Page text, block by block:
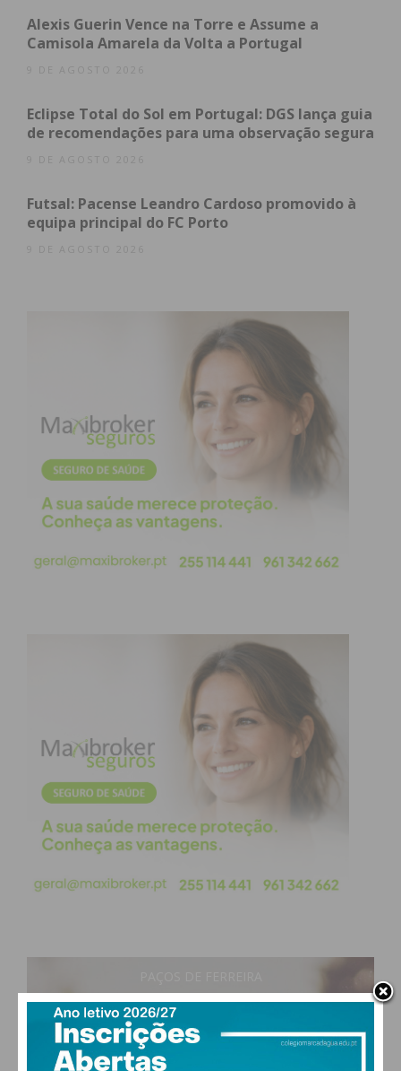
Social da Mercadona.
A Mercadona, dentro do seu compromisso de
integra o seu Plano de Responsabilidade Social no
dia a dia da sua atividade, através da colaboração
vulneráveis e a pessoas com necessidades
Neste sentido, tanto em Portugal como em
Espanha, a empresa continuou a ampliar a rede de
entidades sociais com as quais colabora, chegando
no final de junho a uma rede de 785 entidades,
entre os dois países, às quais doou mais de 12.600
toneladas, contribuindo para melhorar
consideravelmente a estrutura da ajuda que
oferece aos grupos mais vulneráveis.
https://www.youtube.com/watch?v=Jcz3zrLCAEU
integrada na estratégia de Responsabilidade
A Mercadona mantém um compromisso constante
nos locais onde está presente e promove, ano após
ano, iniciativas ambientais, sociais e de governança
responsáveis ??que impactem positivamente a sua
atividade. Neste sentido, a empresa integra desde o
ano de 2011 o Pacto Mundial das Nações Unidas,
iniciativa mediante a qual a Organização das
Nações Unidas promove os Objetivos de
O Plano de Ação Social também se insere nesta
Projeto Trencadís, através do qual colabora na
contratação de pessoas com incapacidade
intelectual e que são responsáveis pela elaboração
Alexis Guerin Vence na Torre e Assume a
Camisola Amarela da Volta a Portugal
9 DE AGOSTO 2026
Eclipse Total do Sol em Portugal: DGS lança guia
de recomendações para uma observação segura
9 DE AGOSTO 2026
Futsal: Pacense Leandro Cardoso promovido à
equipa principal do FC Porto
9 DE AGOSTO 2026
25°
68% humidade
vento: 2m/s O